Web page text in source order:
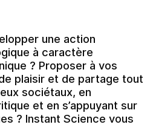
une action
à caractère
? Proposer à vos
plaisir et de partage tout
sociétaux, en
et en s’appuyant sur
? Instant Science vous